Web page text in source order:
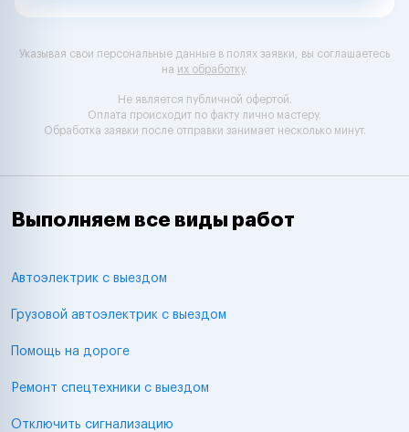
Указывая свои персональные данные в полях заявки, вы соглашаетесь
на их обработку.
Не является публичной офертой.
Оплата происходит по факту лично мастеру.
Обработка заявки после отправки занимает несколько минут.
Выполняем все виды работ
Автоэлектрик с выездом
Грузовой автоэлектрик с выездом
Помощь на дороге
Ремонт спецтехники с выездом
Отключить сигнализацию